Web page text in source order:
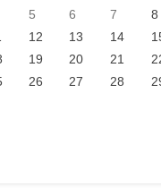
5 6 7 8
12 13 14
19 20 21
26 27 28